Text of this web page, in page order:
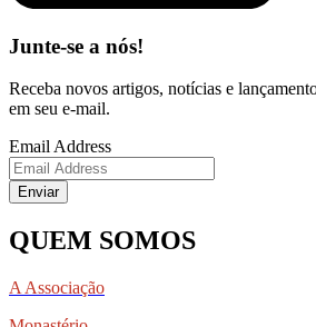
Junte-se a nós!
Receba novos artigos, notícias e
em seu e-mail.
Email Address
Enviar
QUEM SOMOS
A Associação